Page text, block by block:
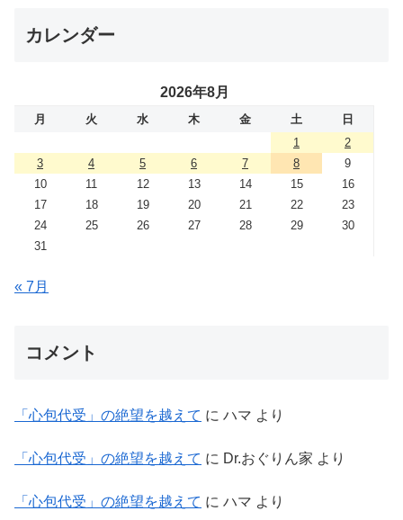
カレンダー
2026年8月
月 火 水 木 金 土
日
1
2
3
4 5 6 7 8
9
10
11 12 13 14 15
16
17
18 19 20 21 22
23
24
25 26 27 28 29
30
31
« 7月
コメント
「心包代受」の絶望を越えて に ハマ より
「心包代受」の絶望を越えて に Dr.おぐりん家 より
「心包代受」の絶望を越えて に ハマ より